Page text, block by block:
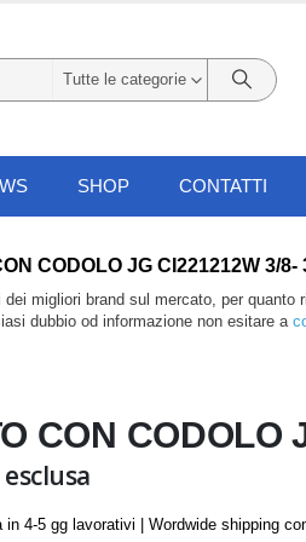
Tutte le categorie
SHOP CONTATTI
CODOLO JG CI221212W 3/8-
migliori brand sul mercato, per
dubbio od informazione non esitare a
CON CODOLO
esclusa
in 4-5 gg lavorativi | Wordwide shipping